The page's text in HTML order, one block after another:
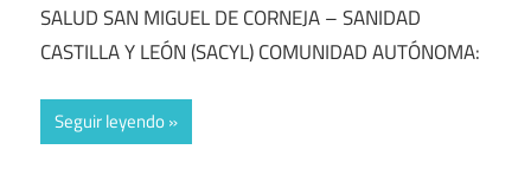
SALUD SAN MIGUEL DE CORNEJA – SANIDAD
CASTILLA Y LEÓN (SACYL) COMUNIDAD AUTÓNOMA:
Seguir leyendo